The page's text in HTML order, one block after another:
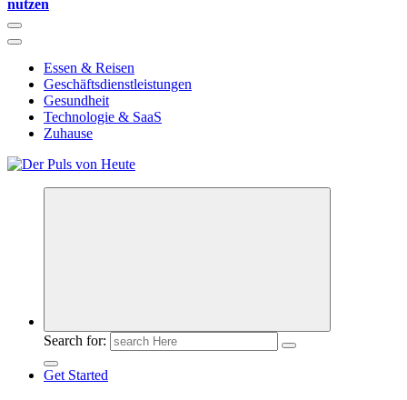
nutzen
Essen & Reisen
Geschäftsdienstleistungen
Gesundheit
Technologie & SaaS
Zuhause
Meldungen die Resonanz finden
Search for:
Get Started